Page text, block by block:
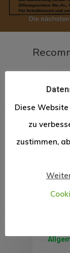
Diese
zu
zustimmen,